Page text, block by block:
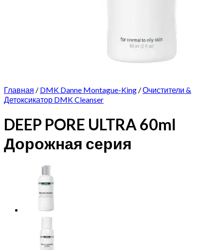
Главная / DMK Danne Montague-King /Очистители &
Детоксикатор DMK Cleanser
DEEP PORE ULTRA 60ml
Дорожная серия